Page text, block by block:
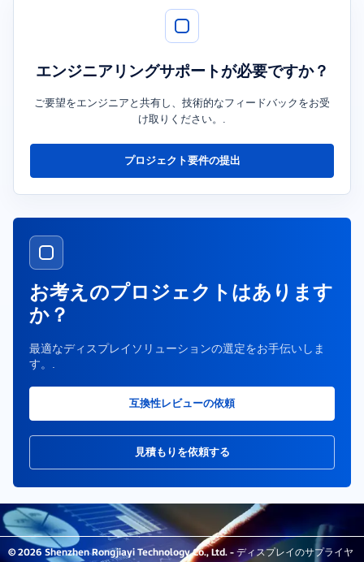
エンジニアリングサポートが必要ですか？
ご要望をエンジニアと共有し、技術的なフィードバックをお受
け取りください。.
プロジェクト要件の提出
お考えのプロジェクトはあります
か？
最適なディスプレイソリューションの選定をお手伝いしま
す。.
互換性レビューの依頼
見積もりを依頼する
© 2026 Shenzhen Rongjiayi Technology Co., Ltd. - ディスプレイのサプライヤ